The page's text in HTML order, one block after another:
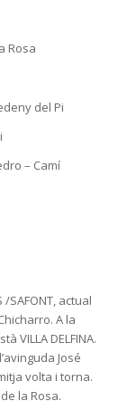
Rosa
del Pi
– Camí
/SAFONT, actual
A la
VILLA DELFINA.
José
volta i torna.
la Rosa.